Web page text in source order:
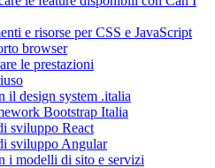
e risorse per CSS e JavaScript
browser
le prestazioni
il design system .italia
Bootstrap Italia
sviluppo React
sviluppo Angular
i modelli di sito e servizi